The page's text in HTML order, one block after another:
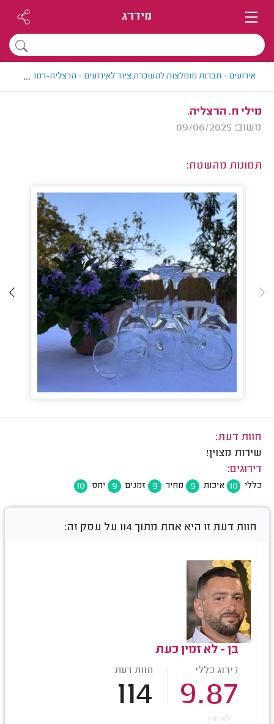
מידרג
אירועים> חברות מומלצות להשכרת ציוד לאירועים> הרצליה-רמה"ש >
...
מילי ח. הרצליה.
משוב: 09/06/2025
תמונות מהשטח:
חוות דעת:
שירות מצוין!
דירוגים:
כללי 10 איכות 9 מחיר 9 זמנים 9 יחס 10
חוות דעת זו היא אחת מתוך 114 על עסק זה:
בן - לא זמין כעת
דירוג כללי
9.87
חוות דעת
114
לא זמין